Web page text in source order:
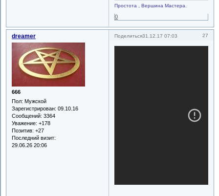
Простота , Вершина Мастера.
0
Поделиться 27
31.12.17 07:03
dreamer
666
Пол: Мужской
Зарегистрирован: 09.10.16
Сообщений: 3364
Уважение: +178
Позитив: +27
Последний визит:
29.06.26 20:06